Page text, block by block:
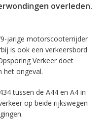
overleden.
jarige motorscooterrijder
is ook een verkeersbord
Verkeer doet
het ongeval.
tussen de A44 en A4 in
op beide rijkswegen